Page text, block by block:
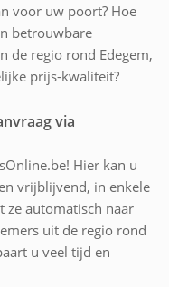
voor uw poort? Hoe
betrouwbare
de regio rond Edegem,
prijs-kwaliteit?
via
Hier kan u
vrijblijvend, in enkele
ze automatisch naar
uit de regio rond
u veel tijd en